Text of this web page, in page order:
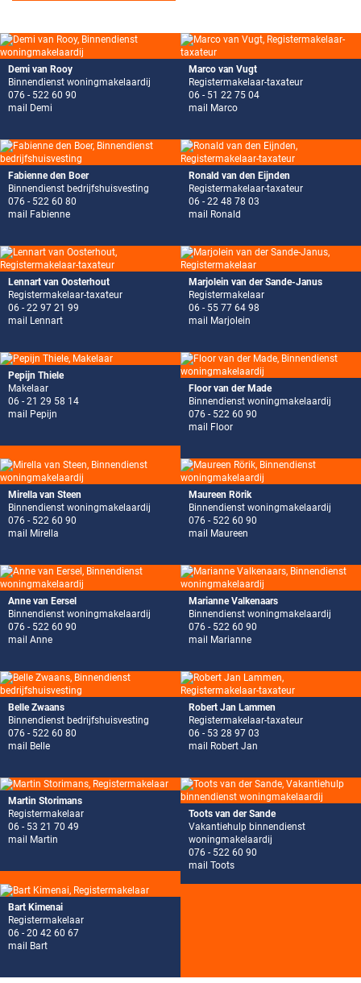
Demi van Rooy
Binnendienst woningmakelaardij
076 - 522 60 90
mail Demi
Marco van Vugt
Registermakelaar-taxateur
06 - 51 22 75 04
mail Marco
Fabienne den Boer
Binnendienst bedrijfshuisvesting
076 - 522 60 80
mail Fabienne
Ronald van den Eijnden
Registermakelaar-taxateur
06 - 22 48 78 03
mail Ronald
Lennart van Oosterhout
Registermakelaar-taxateur
06 - 22 97 21 99
mail Lennart
Marjolein van der Sande-Janus
Registermakelaar
06 - 55 77 64 98
mail Marjolein
Pepijn Thiele
Makelaar
06 - 21 29 58 14
mail Pepijn
Floor van der Made
Binnendienst woningmakelaardij
076 - 522 60 90
mail Floor
Mirella van Steen
Binnendienst woningmakelaardij
076 - 522 60 90
mail Mirella
Maureen Rörik
Binnendienst woningmakelaardij
076 - 522 60 90
mail Maureen
Anne van Eersel
Binnendienst woningmakelaardij
076 - 522 60 90
mail Anne
Marianne Valkenaars
Binnendienst woningmakelaardij
076 - 522 60 90
mail Marianne
Belle Zwaans
Binnendienst bedrijfshuisvesting
076 - 522 60 80
mail Belle
Robert Jan Lammen
Registermakelaar-taxateur
06 - 53 28 97 03
mail Robert Jan
Martin Storimans
Registermakelaar
06 - 53 21 70 49
mail Martin
Toots van der Sande
Vakantiehulp binnendienst
woningmakelaardij
076 - 522 60 90
mail Toots
Bart Kimenai
Registermakelaar
06 - 20 42 60 67
mail Bart